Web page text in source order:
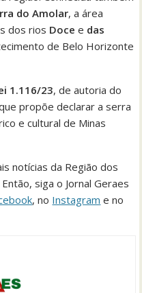
do Amolar, a área
dos rios Doce e das
de Belo Horizonte
1.116/23, de autoria do
propõe declarar a serra
e cultural de Minas
notícias da Região dos
siga o Jornal Geraes
, no Instagram e no